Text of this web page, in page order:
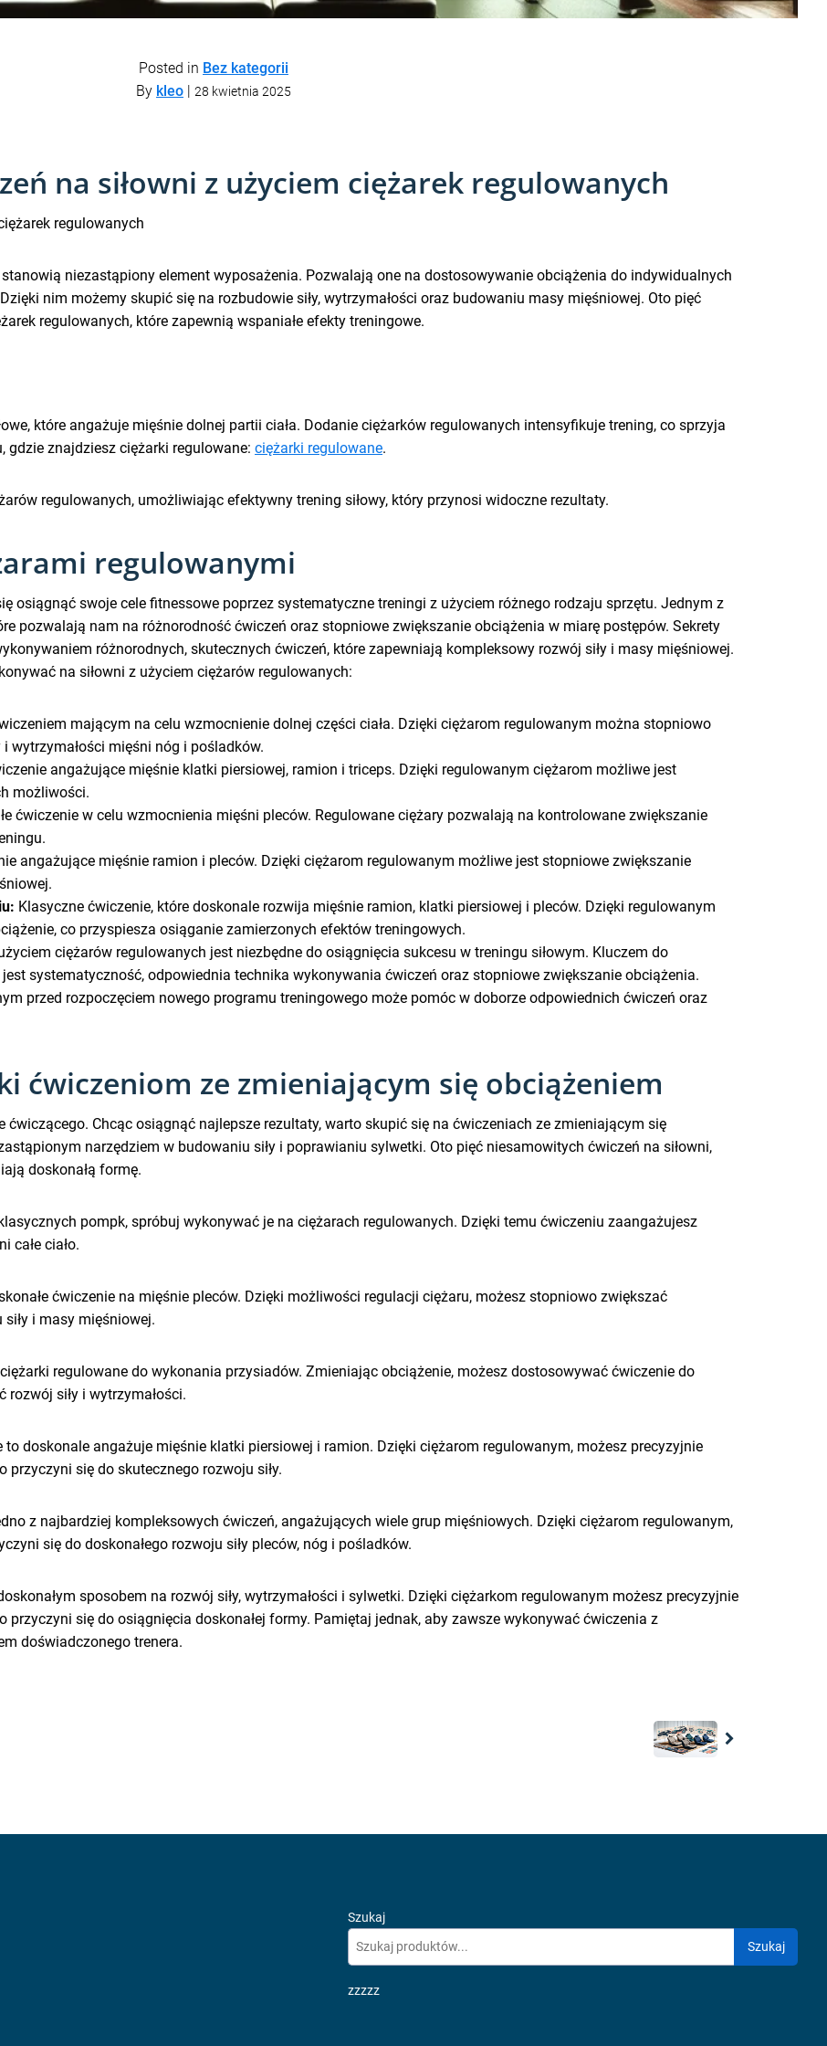
Posted in Bez kategorii
By kleo | 28 kwietnia 2025
na siłowni z użyciem ciężarek regulowanych
regulowanych
niezastąpiony element wyposażenia. Pozwalają one na dostosowywanie obciążenia do indywidualnych
nim możemy skupić się na rozbudowie siły, wytrzymałości oraz budowaniu masy mięśniowej. Oto pięć
regulowanych, które zapewnią wspaniałe efekty treningowe.
które angażuje mięśnie dolnej partii ciała. Dodanie ciężarków regulowanych intensyfikuje trening, co sprzyja
gdzie znajdziesz ciężarki regulowane: ciężarki regulowane.
regulowanych, umożliwiając efektywny trening siłowy, który przynosi widoczne rezultaty.
regulowanymi
osiągnąć swoje cele fitnessowe poprzez systematyczne treningi z użyciem różnego rodzaju sprzętu. Jednym z
pozwalają nam na różnorodność ćwiczeń oraz stopniowe zwiększanie obciążenia w miarę postępów. Sekrety
różnorodnych, skutecznych ćwiczeń, które zapewniają kompleksowy rozwój siły i masy mięśniowej.
na siłowni z użyciem ciężarów regulowanych:
mającym na celu wzmocnienie dolnej części ciała. Dzięki ciężarom regulowanym można stopniowo
wytrzymałości mięśni nóg i pośladków.
angażujące mięśnie klatki piersiowej, ramion i triceps. Dzięki regulowanym ciężarom możliwe jest
możliwości.
ćwiczenie w celu wzmocnienia mięśni pleców. Regulowane ciężary pozwalają na kontrolowane zwiększanie
angażujące mięśnie ramion i pleców. Dzięki ciężarom regulowanym możliwe jest stopniowe zwiększanie
Klasyczne ćwiczenie, które doskonale rozwija mięśnie ramion, klatki piersiowej i pleców. Dzięki regulowanym
co przyspiesza osiąganie zamierzonych efektów treningowych.
ciężarów regulowanych jest niezbędne do osiągnięcia sukcesu w treningu siłowym. Kluczem do
systematyczność, odpowiednia technika wykonywania ćwiczeń oraz stopniowe zwiększanie obciążenia.
przed rozpoczęciem nowego programu treningowego może pomóc w doborze odpowiednich ćwiczeń oraz
ćwiczeniom ze zmieniającym się obciążeniem
ćwiczącego. Chcąc osiągnąć najlepsze rezultaty, warto skupić się na ćwiczeniach ze zmieniającym się
narzędziem w budowaniu siły i poprawianiu sylwetki. Oto pięć niesamowitych ćwiczeń na siłowni,
doskonałą formę.
pompk, spróbuj wykonywać je na ciężarach regulowanych. Dzięki temu ćwiczeniu zaangażujesz
całe ciało.
ćwiczenie na mięśnie pleców. Dzięki możliwości regulacji ciężaru, możesz stopniowo zwiększać
i masy mięśniowej.
regulowane do wykonania przysiadów. Zmieniając obciążenie, możesz dostosowywać ćwiczenie do
siły i wytrzymałości.
to doskonale angażuje mięśnie klatki piersiowej i ramion. Dzięki ciężarom regulowanym, możesz precyzyjnie
się do skutecznego rozwoju siły.
z najbardziej kompleksowych ćwiczeń, angażujących wiele grup mięśniowych. Dzięki ciężarom regulowanym,
się do doskonałego rozwoju siły pleców, nóg i pośladków.
sposobem na rozwój siły, wytrzymałości i sylwetki. Dzięki ciężarkom regulowanym możesz precyzyjnie
się do osiągnięcia doskonałej formy. Pamiętaj jednak, aby zawsze wykonywać ćwiczenia z
doświadczonego trenera.
Szukaj
Szukaj
zzzzz